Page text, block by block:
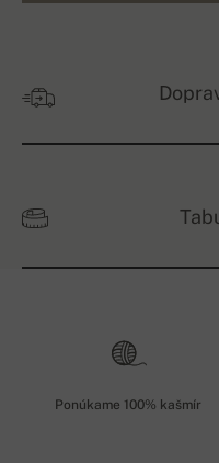
Ponúkame 100% kašmír